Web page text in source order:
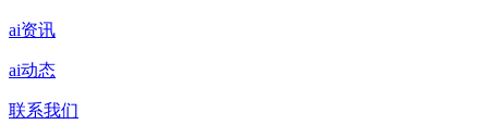
ai资讯
ai动态
联系我们